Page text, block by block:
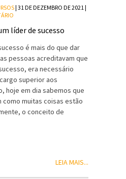
| 31 DE DEZEMBRO DE 2021 |
é mais do que dar
pessoas acreditavam que
era necessário
superior aos
hoje em dia sabemos que
como muitas coisas estão
o conceito de
LEIA MAIS...